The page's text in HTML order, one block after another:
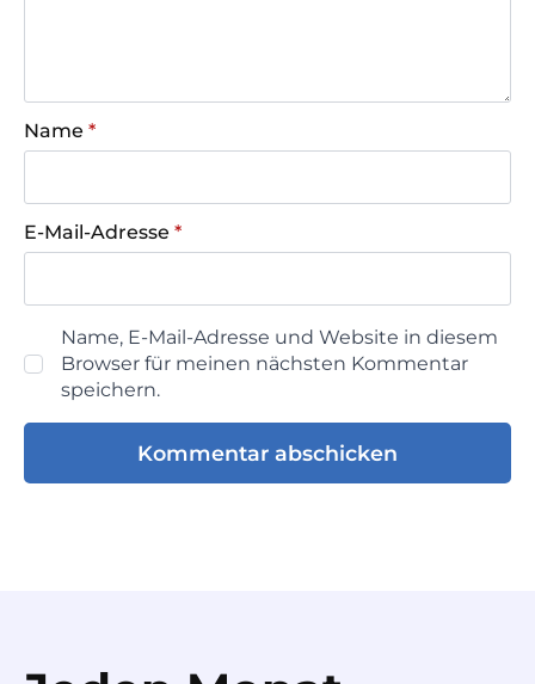
Name *
E-Mail-Adresse *
Name, E-Mail-Adresse und Website in diesem
Browser für meinen nächsten Kommentar
speichern.